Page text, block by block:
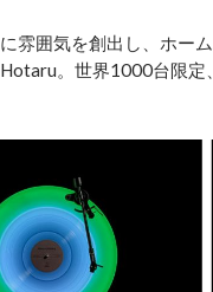
雰囲気を創出し、ホー
。世界1000台限